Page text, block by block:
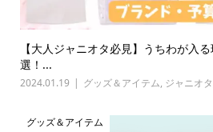
【大人ジャニオタ必見】うちわが入
選！...
2024.01.19 グッズ＆アイテム, ジャニオタ
グッズ＆アイテム